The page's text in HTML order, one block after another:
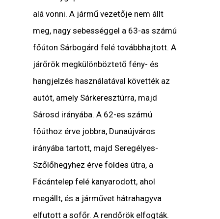
alá vonni. A jármű vezetője nem állt
meg, nagy sebességgel a 63-as számú
főúton Sárbogárd felé továbbhajtott. A
járőrök megkülönböztető fény- és
hangjelzés használatával követték az
autót, amely Sárkeresztúrra, majd
Sárosd irányába. A 62-es számú
főúthoz érve jobbra, Dunaújváros
irányába tartott, majd Seregélyes-
Szőlőhegyhez érve földes útra, a
Fácántelep felé kanyarodott, ahol
megállt, és a járművet hátrahagyva
elfutott a sofőr. A rendőrök elfogták.